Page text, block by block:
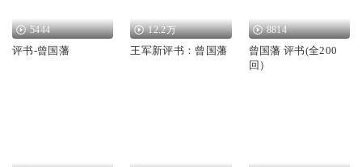
5444
评书-曾国藩
12.2万
王军新评书：曾国藩
8814
曾国藩 评书(全200
回）